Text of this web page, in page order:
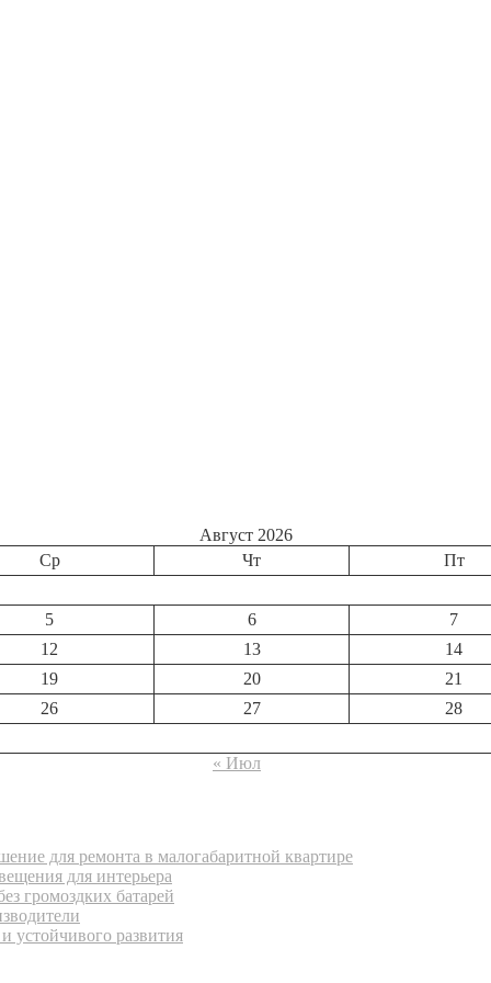
Август 2026
Ср
Чт Пт
5 6
7
12
13
14
19
20
21
26
27 28
« Июл
для ремонта в малогабаритной квартире
для интерьера
громоздких батарей
устойчивого развития